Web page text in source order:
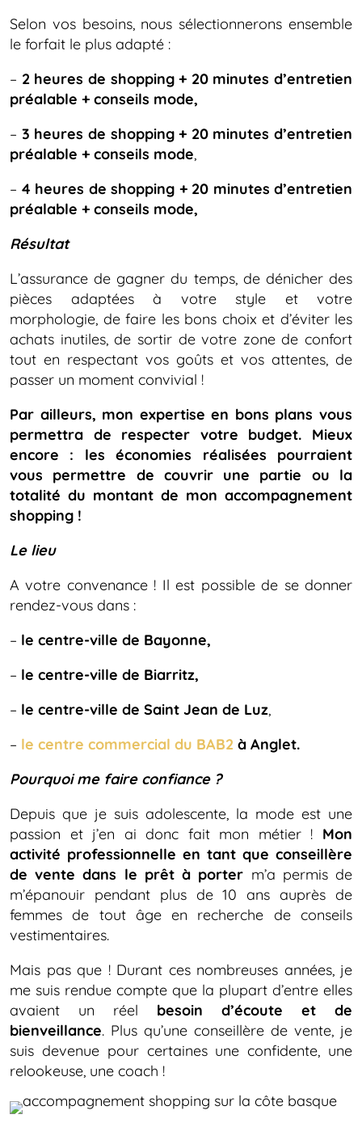
Selon vos besoins, nous sélectionnerons ensemble
le forfait le plus adapté :
– 2 heures de shopping + 20 minutes d’entretien
préalable + conseils mode,
– 3 heures de shopping + 20 minutes d’entretien
préalable + conseils mode,
– 4 heures de shopping + 20 minutes d’entretien
préalable + conseils mode,
Résultat
L’assurance de gagner du temps, de dénicher des
pièces adaptées à votre style et votre
morphologie, de faire les bons choix et d’éviter les
achats inutiles, de sortir de votre zone de confort
tout en respectant vos goûts et vos attentes, de
passer un moment convivial !
Par ailleurs, mon expertise en bons plans vous
permettra de respecter votre budget. Mieux
encore : les économies réalisées pourraient
vous permettre de couvrir une partie ou la
totalité du montant de mon accompagnement
shopping !
Le lieu
A votre convenance ! Il est possible de se donner
rendez-vous dans :
– le centre-ville de Bayonne,
– le centre-ville de Biarritz,
– le centre-ville de Saint Jean de Luz,
– le centre commercial du BAB2 à Anglet.
Pourquoi me faire confiance ?
Depuis que je suis adolescente, la mode est une
passion et j’en ai donc fait mon métier ! Mon
activité professionnelle en tant que conseillère
de vente dans le prêt à porter m’a permis de
m’épanouir pendant plus de 10 ans auprès de
femmes de tout âge en recherche de conseils
vestimentaires.
Mais pas que ! Durant ces nombreuses années, je
me suis rendue compte que la plupart d’entre elles
avaient un réel besoin d’écoute et de
bienveillance. Plus qu’une conseillère de vente, je
suis devenue pour certaines une confidente, une
relookeuse, une coach !